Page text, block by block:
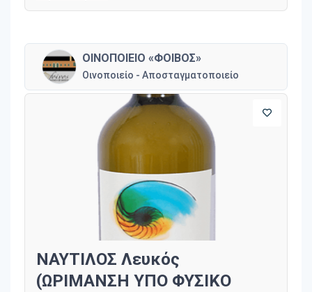
ΟΙΝΟΠΟΙΕΙΟ «ΦΟΙΒΟΣ»
Οινοποιείο - Αποσταγματοποιείο
ΝΑΥΤΙΛΟΣ Λευκός
(ΩΡΙΜΑΝΣΗ ΥΠΟ ΦΥΣΙΚΟ